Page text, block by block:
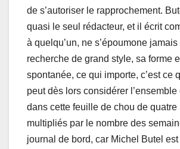
de s’autoriser le rapprochement.
quasi le seul rédacteur, et il écrit
à quelqu’un, ne s’époumone
recherche de grand style, sa forme
spontanée, ce qui importe, c’est ce
peut dès lors considérer l’ensemble
dans cette feuille de chou de quatre
multipliés par le nombre des
journal de bord, car Michel Butel